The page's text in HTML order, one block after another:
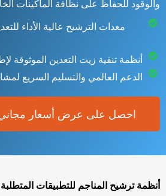
والوقود للحفاظ على نظافة الماكينات
معدات الترشيح عالية الأداء
أنظمة تنقية زيت التعدين الموثوقة
الدعم العالمي والتسليم السريع
احصل على عرض أسعار
أنظمة ترشيح المناجم للتطبيقات المتطلبة